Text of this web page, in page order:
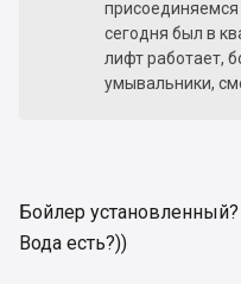
присоединяемся
сегодня был в
лифт работает,
умывальники,
Бойлер установленный?
Вода есть?))